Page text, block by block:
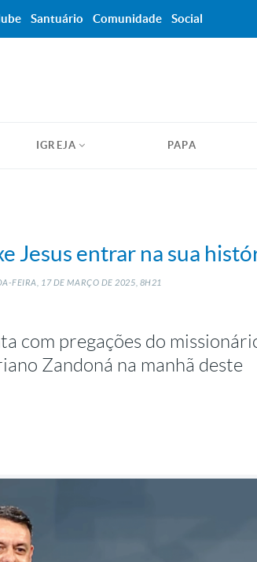
IGREJA PAPA
Jesus entrar na sua
FEIRA, 17DEMARÇO DE2025, 8H21
com pregações do
Zandoná na manhã deste
Santuário Comunidade Social